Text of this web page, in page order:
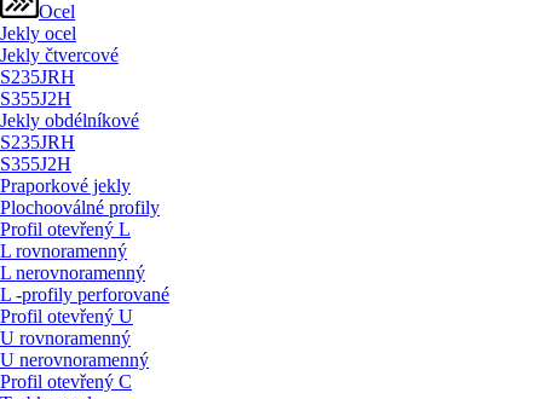
Ocel
Jekly ocel
Jekly čtvercové
S235JRH
S355J2H
Jekly obdélníkové
S235JRH
S355J2H
Praporkové jekly
Plochooválné profily
Profil otevřený L
L rovnoramenný
L nerovnoramenný
L -profily perforované
Profil otevřený U
U rovnoramenný
U nerovnoramenný
Profil otevřený C